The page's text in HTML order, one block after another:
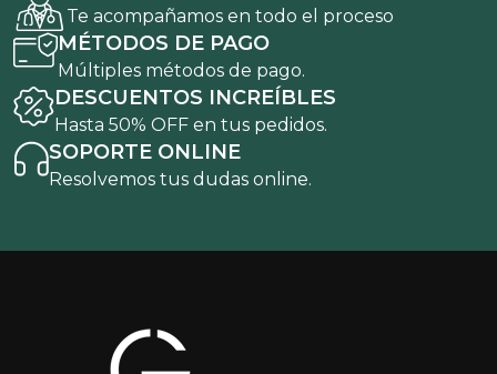
Te acompañamos en todo el proceso
MÉTODOS DE PAGO
Múltiples métodos de pago.
DESCUENTOS INCREÍBLES
Hasta 50% OFF en tus pedidos.
SOPORTE ONLINE
Resolvemos tus dudas online.